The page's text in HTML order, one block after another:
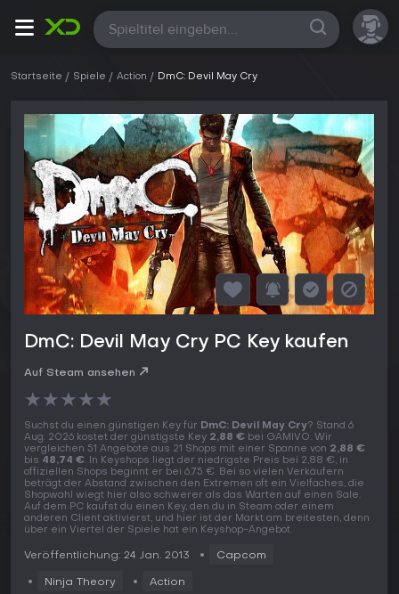
Alle
Startseite Spiele Action DmC: Devil May Cry
DmC: Devil May Cry PC Key kaufen
Auf Steam ansehen
★★★★★
Suchst du einen günstigen Key für DmC: Devil May Cry? Stand 6
Aug. 2026 kostet der günstigste Key 2,88 € bei GAMIVO. Wir
vergleichen 51 Angebote aus 21 Shops mit einer Spanne von 2,88 €
bis 48,74 €. In Keyshops liegt der niedrigste Preis bei 2,88 €, in
offiziellen Shops beginnt er bei 6,75 €. Bei so vielen Verkäufern
beträgt der Abstand zwischen den Extremen oft ein Vielfaches, die
Shopwahl wiegt hier also schwerer als das Warten auf einen Sale.
Auf dem PC kaufst du einen Key, den du in Steam oder einem
anderen Client aktivierst, und hier ist der Markt am breitesten, denn
über ein Viertel der Spiele hat ein Keyshop-Angebot.
Veröffentlichung: 24 Jan. 2013 Capcom
Ninja Theory Action